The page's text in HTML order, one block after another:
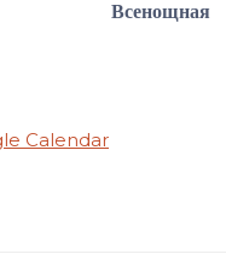
Всенощная
Calendar